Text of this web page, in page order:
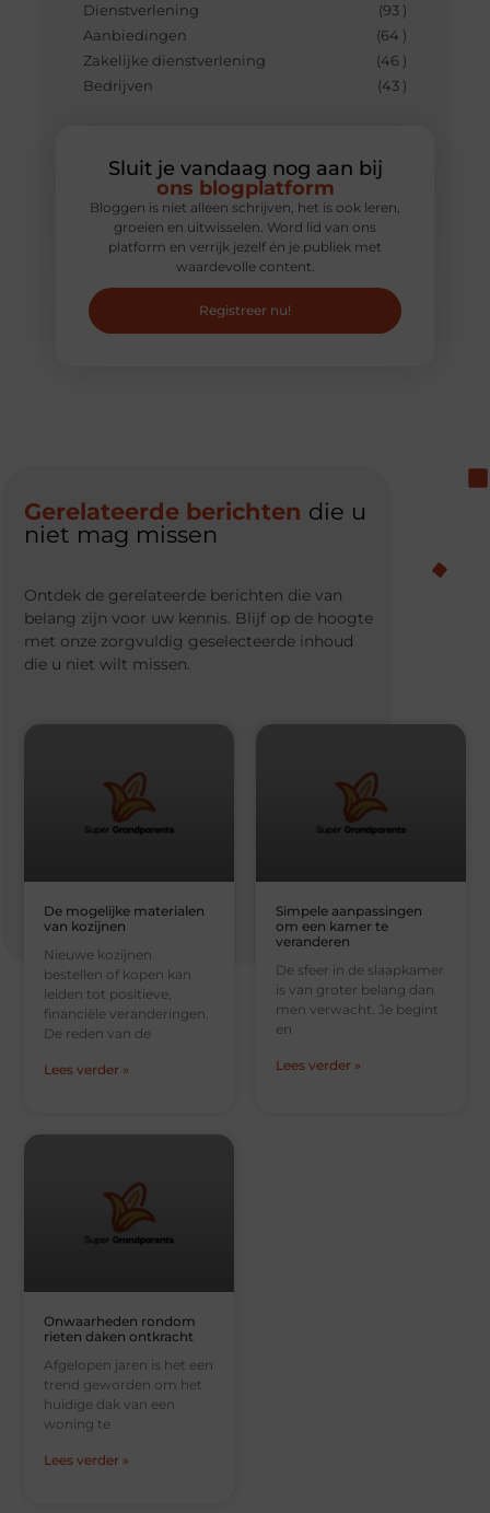
Dienstverlening
(93 )
Aanbiedingen
(64 )
Zakelijke dienstverlening
(46 )
Bedrijven
(43 )
Sluit je vandaag nog aan bij
ons blogplatform
Bloggen is niet alleen schrijven, het is ook leren,
groeien en uitwisselen. Word lid van ons
platform en verrijk jezelf én je publiek met
waardevolle content.
Registreer nu!
Gerelateerde berichten die u
niet mag missen
Ontdek de gerelateerde berichten die van
belang zijn voor uw kennis. Blijf op de hoogte
met onze zorgvuldig geselecteerde inhoud
die u niet wilt missen.
De mogelijke materialen
van kozijnen
Nieuwe kozijnen
bestellen of kopen kan
leiden tot positieve,
financiële veranderingen.
De reden van de
Lees verder »
Simpele aanpassingen
om een kamer te
veranderen
De sfeer in de slaapkamer
is van groter belang dan
men verwacht. Je begint
en
Lees verder »
Onwaarheden rondom
rieten daken ontkracht
Afgelopen jaren is het een
trend geworden om het
huidige dak van een
woning te
Lees verder »